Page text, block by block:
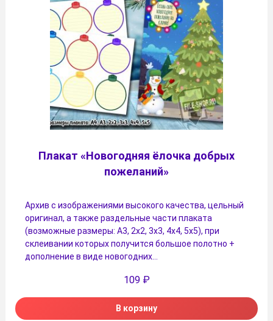
Плакат «Новогодняя ёлочка добрых
пожеланий»
Архив с изображениями высокого качества, цельный
оригинал, а также раздельные части плаката
(возможные размеры: А3, 2х2, 3х3, 4х4, 5х5), при
склеивании которых получится большое полотно +
дополнение в виде новогодних…
109 ₽
В корзину